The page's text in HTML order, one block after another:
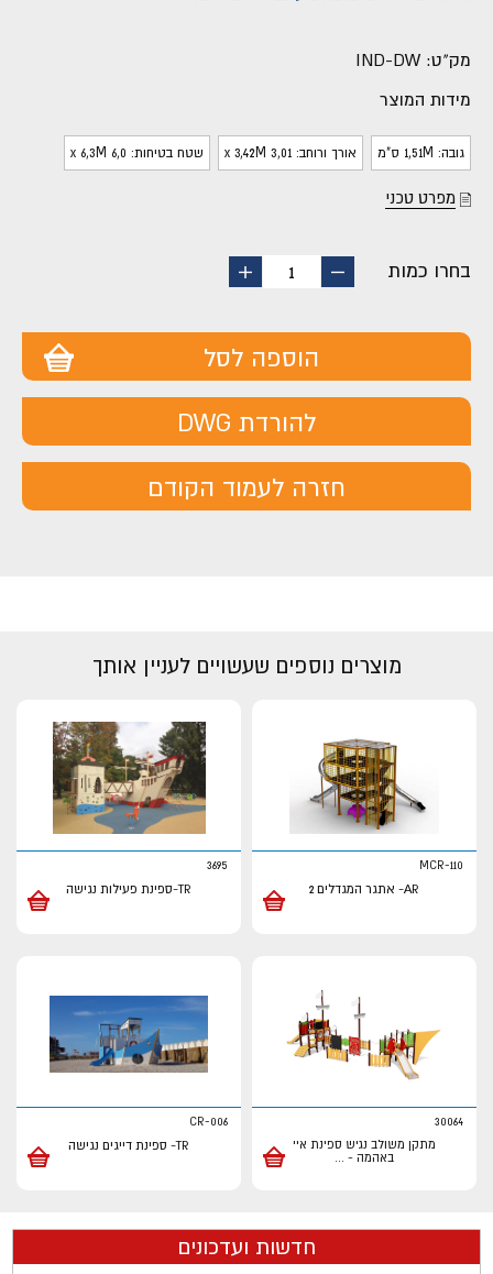
מק"ט: IND-DW
מידות המוצר
גובה: 1,51M ס"מ אורך ורוחב: 3,01 x 3,42M שטח בטיחות: 6,0 x 6,3M
מפרט טכני
בחרו כמות
החסר
1
הוסף
הוספה לסל
להורדת DWG
חזרה לעמוד הקודם
מוצרים נוספים שעשויים לעניין אותך
MCR-110
AR- אתגר המגדלים 2
3695
TR-ספינת פעילות נגישה
30064
מתקן משולב נגיש ספינת איי
באהמה - ...
CR-006
TR- ספינת דייגים נגישה
חדשות ועדכונים